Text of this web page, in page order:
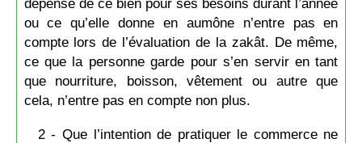
dépense de ce bien pour ses besoins durant l’année
ou ce qu’elle donne en aumône n’entre pas en
compte lors de l’évaluation de la zakât. De même,
ce que la personne garde pour s’en servir en tant
que nourriture, boisson, vêtement ou autre que
cela, n’entre pas en compte non plus.
2 - Que l’intention de pratiquer le commerce ne